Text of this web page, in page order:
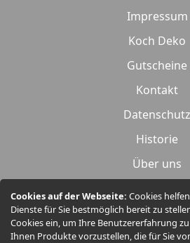
Cookies auf der Webseite:Cookies
Dienste für Sie bestmöglich bereit zu
Cookies ein, um Ihre Benutzererfahrung
Ihnen Produkte vorzustellen, die für Sie
Impressum
Koch Deko
Gutscheine
Kontakt
Datenschutz
Historie
Über uns